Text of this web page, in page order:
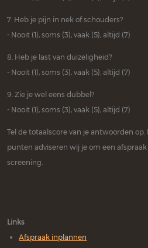
7. Heb je pijn in nek of schouders?
- Nooit (1), soms (3), vaak (5), altijd (7)
8. Heb je last van duizeligheid?
- Nooit (1), soms (3), vaak (5), altijd (7)
9. Zie je wel eens dubbel?
- Nooit (1), soms (3), vaak (5), altijd (7)
Tel de totaalscore van je antwoorden
punten adviseren wij je om een
screening.
Links
Afspraak inplannen